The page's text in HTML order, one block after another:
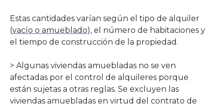
Estas cantidades varían según el tipo de alquiler
(vacío o amueblado), el número de habitaciones y
el tiempo de construcción de la propiedad.
> Algunas viviendas amuebladas no se ven
afectadas por el control de alquileres porque
están sujetas a otras reglas. Se excluyen las
viviendas amuebladas en virtud del contrato de